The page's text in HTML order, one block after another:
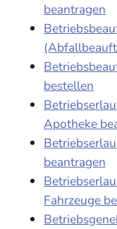
beantragen
bestellen
Apotheke
beantragen
Fahrzeuge